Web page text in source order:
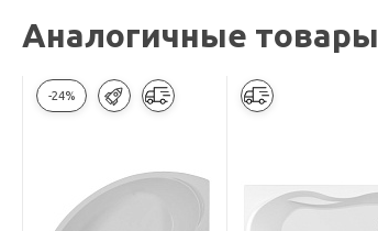
Аналогичные товары
-24%